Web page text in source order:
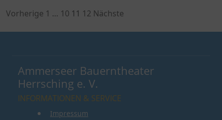
Seitennummerierung
der
Vorherige 1 … 10 11 12 Nächste
Ammerseer Bauerntheater
Herrsching e. V.
INFORMATIONEN & SERVICE
Impressum